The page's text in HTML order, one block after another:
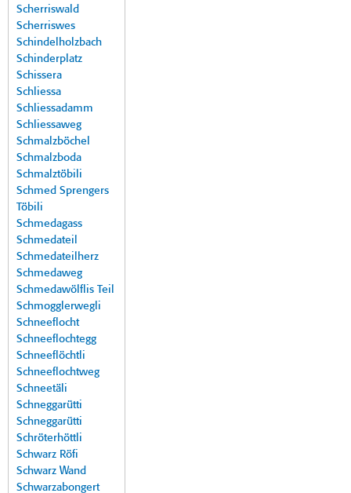
Scherriswald
Scherriswes
Schindelholzbach
Schinderplatz
Schissera
Schliessa
Schliessadamm
Schliessaweg
Schmalzböchel
Schmalzboda
Schmalztöbili
Schmed Sprengers
Töbili
Schmedagass
Schmedateil
Schmedateilherz
Schmedaweg
Schmedawölflis Teil
Schmogglerwegli
Schneeflocht
Schneeflochtegg
Schneeflöchtli
Schneeflochtweg
Schneetäli
Schneggarütti
Schneggarütti
Schröterhöttli
Schwarz Röfi
Schwarz Wand
Schwarzabongert